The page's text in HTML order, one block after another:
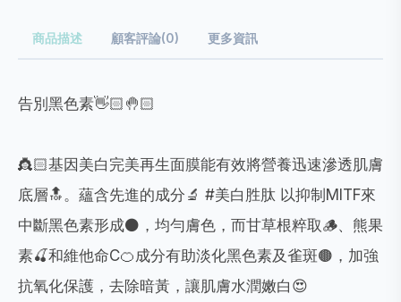
商品描述 顧客評論(0) 更多資訊
告別黑色素👋🏻🤚🏻
👸🏻基因美白完美再生面膜能有效將營養迅速滲透肌膚
底層🔝。蘊含先進的成分🔬 #美白胜肽 以抑制MITF來
中斷黑色素形成⚫，均勻膚色，而甘草根粹取🪵、熊果
素🍒和維他命C🍊成分有助淡化黑色素及雀斑🟤，加強
抗氧化保護，去除暗黃，讓肌膚水潤嫩白😍